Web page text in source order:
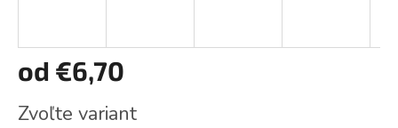
od €6,70
cena:
Zvoľte variant